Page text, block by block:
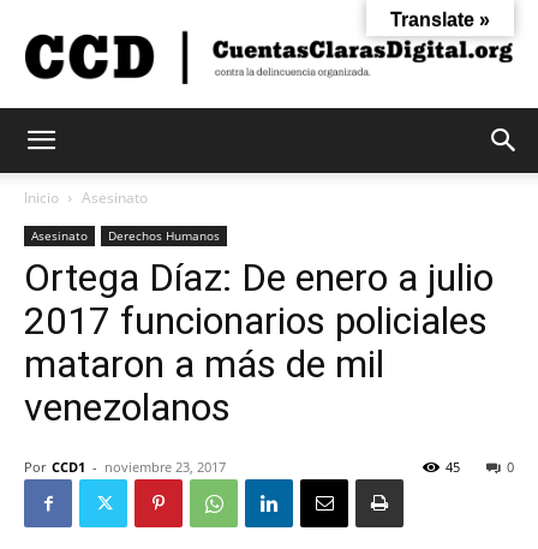
Claras
Digital
Inicio Asesinato
Asesinato Derechos Humanos
Ortega Díaz: De enero a julio
2017 funcionarios policiales
mataron a más de mil
venezolanos
Por CCD1 - noviembre 23, 2017 0
45
Translate »